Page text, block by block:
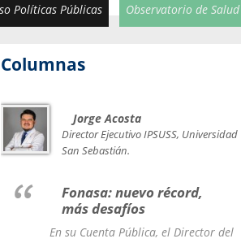
Políticas Públicas Observatorio de Salud
Columnas
Jorge Acosta
Director Ejecutivo IPSUSS, Universidad
San Sebastián.
Fonasa: nuevo récord,
más desafíos
En su Cuenta Pública, el Director del